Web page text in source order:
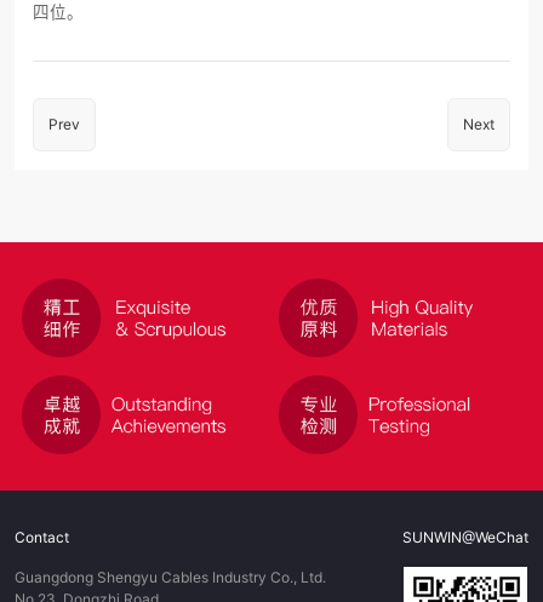
四位。
Prev Next
Contact
Guangdong Shengyu Cables Industry Co., Ltd.
SUNWIN@WeChat